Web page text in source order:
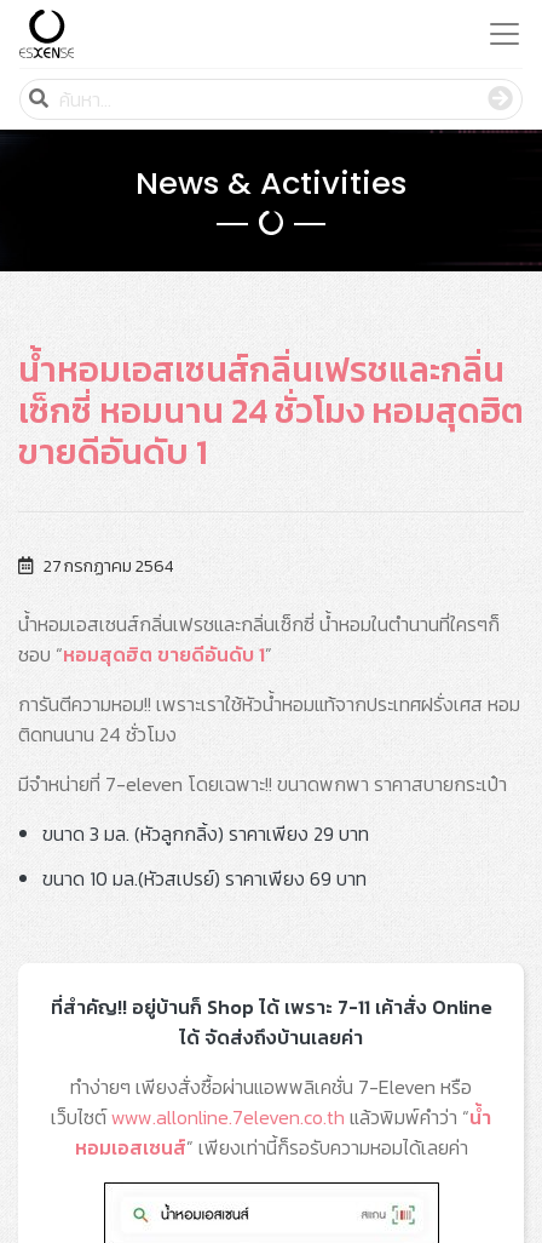
News & Activities
น้ำหอมเอสเซนส์กลิ่นเฟรชและกลิ่น
เซ็กซี่ หอมนาน 24 ชั่วโมง หอมสุดฮิต
ขายดีอันดับ 1
27 กรกฏาคม 2564
น้ำหอมเอสเซนส์กลิ่นเฟรชและกลิ่นเซ็กซี่ น้ำหอมในตำนานที่ใครๆก็
ชอบ “หอมสุดฮิต ขายดีอันดับ 1”
การันตีความหอม!! เพราะเราใช้หัวน้ำหอมแท้จากประเทศฝรั่งเศส หอม
ติดทนนาน 24 ชั่วโมง
มีจำหน่ายที่ 7-eleven โดยเฉพาะ!! ขนาดพกพา ราคาสบายกระเป๋า
ขนาด 3 มล. (หัวลูกกลิ้ง) ราคาเพียง 29 บาท
ขนาด 10 มล.(หัวสเปรย์) ราคาเพียง 69 บาท
ที่สำคัญ!! อยู่บ้านก็ Shop ได้ เพราะ 7-11 เค้าสั่ง Online
ได้ จัดส่งถึงบ้านเลยค่า
ทำง่ายๆ เพียงสั่งซื้อผ่านแอพพลิเคชั่น 7-Eleven หรือ
เว็บไซต์www.allonline.7eleven.co.th แล้วพิมพ์คำว่า “น้ำ
หอมเอสเซนส์” เพียงเท่านี้ก็รอรับความหอมได้เลยค่า